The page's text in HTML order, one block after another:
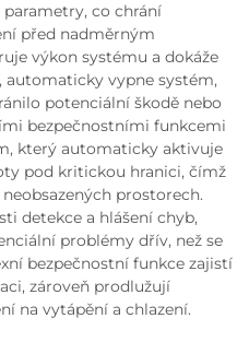
co chrání
před nadměrným
výkon systému a dokáže
automaticky vypne systém,
potenciální škodě nebo
bezpečnostními funkcemi
který automaticky aktivuje
pod kritickou hranici, čímž
prostorech.
detekce a hlášení chyb,
problémy dřív, než se
bezpečnostní funkce zajistí
zároveň prodlužují
na vytápění a chlazení.